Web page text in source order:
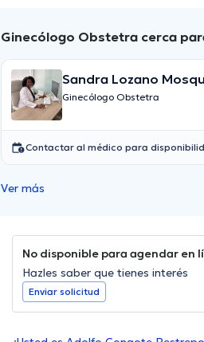
Ginecólogo Obstetra cerca
Sandra Lozano
Ginecólogo Obstetra
Contactar al médico para
Ver más
No disponible para agendar en
Hazles saber que tienes interés
Enviar solicitud